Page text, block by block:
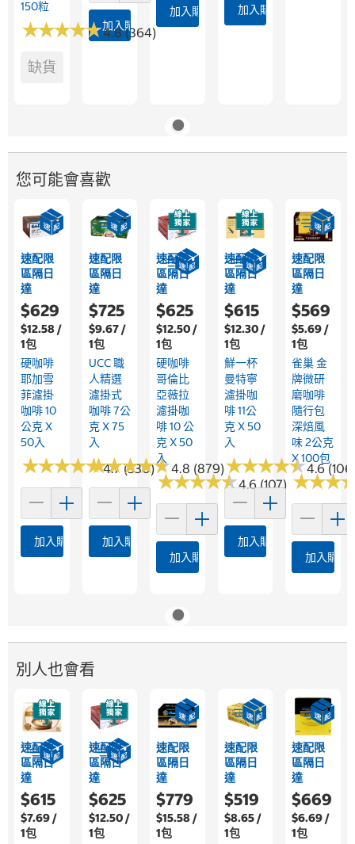
150粒
★★★★★
★★★★★4.8 (364)
缺貨
加入購物車
加入購物車 加入購物車
您可能會喜歡
速配限
區隔日
達
$629
$12.58 /
1包
硬咖啡
耶加雪
菲濾掛
咖啡 10
公克 X
50入
★★★★★
★★★★★4.7 (530)
加入購物車
速配限
區隔日
達
$725
$9.67 /
1包
UCC 職
人精選
濾掛式
咖啡 7公
克 X 75
入
★★★★★
★★★★★4.8 (879)
加入購物車
速配限
區隔日
達
$625
$12.50 /
1包
硬咖啡
哥倫比
亞薇拉
濾掛咖
啡 10 公
克 X 50
入
★★★★★
★★★★★4.6 (107)
加入購物車
速配限
區隔日
達
$615
$12.30 /
1包
鮮一杯
曼特寧
濾掛咖
啡 11公
克 X 50
入
★★★★★
★★★★★4.6
加入購物車
速配限
區隔日
達
$569
$5.69 /
1包
雀巢 金
牌微研
磨咖啡
隨行包
深焙風
味 2公克
X 100包
★★★
★★★
加入購物
別人也會看
速配限
區隔日
達
$615
$7.69 /
1包
速配限
區隔日
達
$625
$12.50 /
1包
速配限
區隔日
達
$779
$15.58 /
1包
速配限
區隔日
達
$519
$8.65 /
1包
速配限
區隔日
達
$669
$6.69 /
1包